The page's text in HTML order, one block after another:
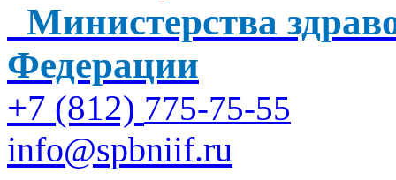
Министерства
Федерации
+7 (812) 775-75-55
info@spbniif.ru